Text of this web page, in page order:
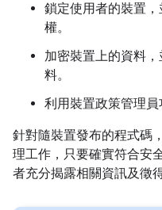
鎖定使用者的裝置
權。
加密裝置上的資料
料。
利用裝置政策管理員
針對隨裝置發布的程式碼
理工作，只要確實符合安
者充分揭露相關資訊及徵